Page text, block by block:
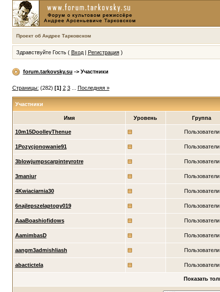
Проект об Андрее Тарковском
Здравствуйте Гость ( Вход| Регистрация)
forum.tarkovsky.su -> Участники
Страницы: (282) [1] 2 3... Последняя »
Участники
Имя Уровень Группа
10m15DoolleyThenue Пользователи
1Pozycjonowanie91 Пользователи
3blowjumpscarpinteyrotre Пользователи
3maniur Пользователи
4Kwiaciarnia30 Пользователи
6najlepszelaptopy019 Пользователи
AaaBoashiofidows Пользователи
AamimbasD Пользователи
aangm3admishliash Пользователи
abactictela Пользователи
Показать